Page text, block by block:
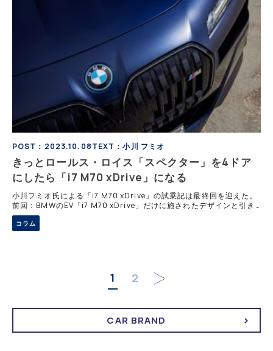
POST：2023.10.08TEXT：小川 フミオ
きっとロールス・ロイス「スペクター」を4ドア
にしたら「i7 M70 xDrive」になる
小川フミオ氏による「i7 M70 xDrive」の試乗記は最終回を迎えた。
前回：BMWのEV「i7 M70 xDrive」だけに施されたデザインと引き
継がれた伝統 今夏、ロールス・ロイス初の電気自動車である「スペ
クター
コラム
1 2
CAR BRAND